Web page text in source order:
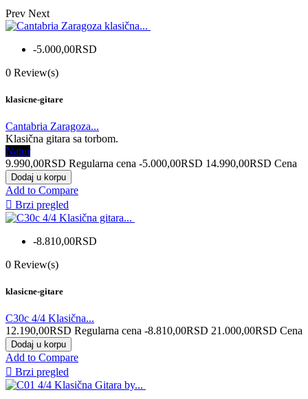
Prev Next
-5.000,00RSD
0 Review(s)
klasicne-gitare
Cantabria Zaragoza...
Klasična gitara sa torbom.
Natur
9.990,00RSD Regularna cena -5.000,00RSD 14.990,00RSD Cena
Dodaj u korpu
Add to Compare
 Brzi pregled
-8.810,00RSD
0 Review(s)
klasicne-gitare
C30c 4/4 Klasična...
12.190,00RSD Regularna cena -8.810,00RSD 21.000,00RSD Cena
Dodaj u korpu
Add to Compare
 Brzi pregled